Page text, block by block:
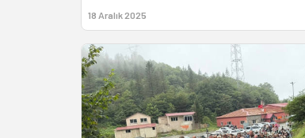
18 Aralık 2025